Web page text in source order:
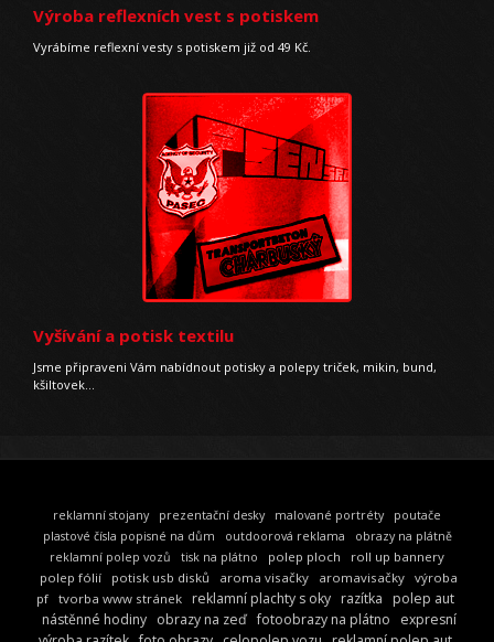
Výroba reflexních vest s potiskem
Vyrábíme reflexní vesty s potiskem již od 49 Kč.
Vyšívání a potisk textilu
Jsme připraveni Vám nabídnout potisky a polepy triček, mikin, bund,
kšiltovek…
reklamní stojany prezentační desky malované portréty
poutače
plastové čísla popisné na dům
outdoorová reklama
obrazy na plátně
reklamní polep vozů
tisk na plátno polep ploch
roll up bannery
polep fólií
potisk usb disků aroma visačky aromavisačky výroba
pf tvorba www stránek reklamní plachty s oky razítka
polep aut
nástěnné hodiny
obrazy na zeď fotoobrazy na plátno
expresní